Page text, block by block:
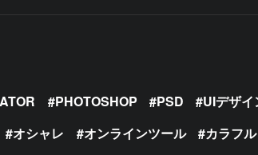
PHOTOSHOP PSD UIデザイ
オシャレ
オンラインツール カラフル